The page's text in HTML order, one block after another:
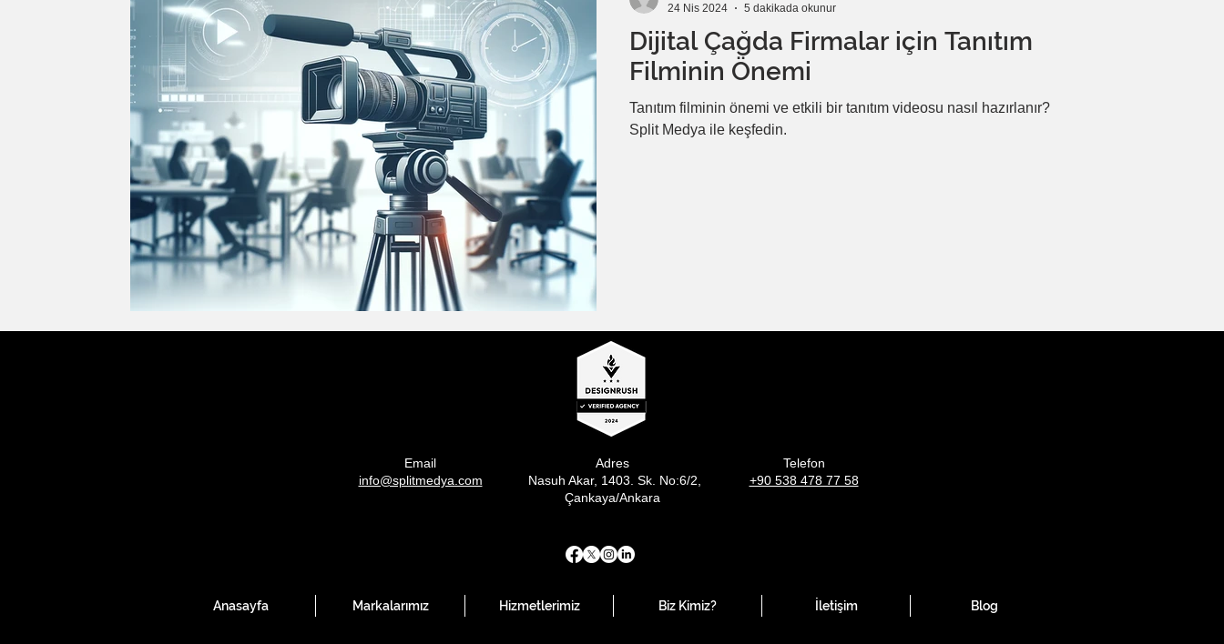
Dijital Çağda Firmalar için Tanıtım
Filminin Önemi
Tanıtım filminin önemi ve etkili bir tanıtım videosu nasıl hazırlanır?
Split Medya ile keşfedin.
24 Nis 2024
5 dakikada okunur
Email
info@splitmedya.com
Adres
Nasuh Akar, 1403. Sk. No:6/2,
Çankaya/Ankara
Telefon
+90 538 478 77 58
Anasayfa Markalarımız Hizmetlerimiz Biz Kimiz? İletişim Blog